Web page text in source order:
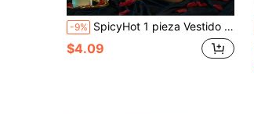
-9% SpicyHot 1 pieza Vestido mini ajustado sexy negro con diseño cruzado y calado de malla transparente para mujer, lencería y ropa de dormir
$4.09